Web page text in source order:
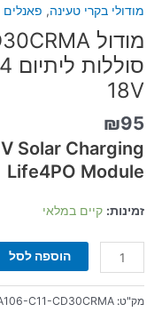
מודולי בקרי טעינה, פאנלים
18V
₪95
Solar Charging
Life4PO Module
זמינות: קיים במלאי
הוספה לסל
מק"ט: C11-CD30CRMA